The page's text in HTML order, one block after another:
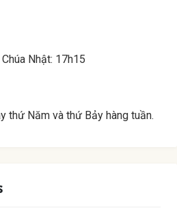
Nhật: 17h15
thứ Năm và thứ Bảy hàng tuần.